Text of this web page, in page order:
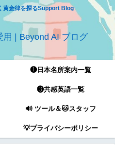
黄金律を探るSupport Blog
| Beyond AI ブログ
❶日本名所案内一覧
❸共感英語一覧
🔊 ツール＆🐱スタッフ
💡プライバシーポリシー